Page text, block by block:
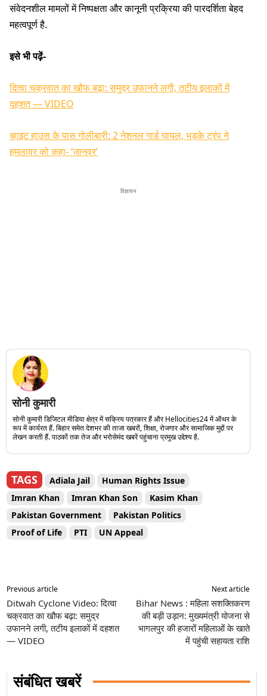
संवेदनशील मामलों में निष्पक्षता और कानूनी प्रक्रिया की पारदर्शिता बेहद
महत्वपूर्ण है.
इसे भी पढ़ें-
दित्वा चक्रवात का खौफ बढ़ा: समुद्र उफानने लगी, तटीय इलाकों में
दहशत — VIDEO
व्हाइट हाउस के पास गोलीबारी: 2 नेशनल गार्ड घायल, भड़के ट्रंप ने
हमलावर को कहा- ‘जानवर’
विज्ञापन
सोनी कुमारी
सोनी कुमारी डिजिटल मीडिया क्षेत्र में सक्रिय पत्रकार हैं और Hellocities24 में ऑथर के
रूप में कार्यरत हैं. बिहार समेत देशभर की ताजा खबरों, शिक्षा, रोजगार और सामाजिक मुद्दों पर
लेखन करती हैं. पाठकों तक तेज और भरोसेमंद खबरें पहुंचाना प्रमुख उद्देश्य है.
TAGS Adiala Jail
Human Rights Issue
Imran Khan
Imran Khan Son
Kasim Khan
Pakistan Government
Pakistan Politics
Proof of Life
PTI UN Appeal
Previous article
Ditwah Cyclone Video: दित्वा
चक्रवात का खौफ बढ़ा: समुद्र
उफानने लगी, तटीय इलाकों में दहशत
— VIDEO
Next article
Bihar News : महिला सशक्तिकरण
की बड़ी उड़ान: मुख्यमंत्री योजना से
भागलपुर की हजारों महिलाओं के खाते
में पहुंची सहायता राशि
संबंधित खबरें